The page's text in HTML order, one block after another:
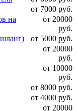
от 7000 руб.
на
от 20000
руб.
от 5000 руб.
от 20000
руб.
от 10000
руб.
от 8000 руб.
от 4000 руб.
от 20000